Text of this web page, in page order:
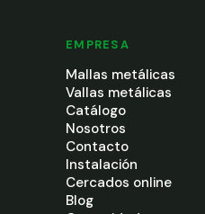
EMPRESA
Mallas metálicas
Vallas metálicas
Catálogo
Nosotros
Contacto
Instalación
Cercados online
Blog